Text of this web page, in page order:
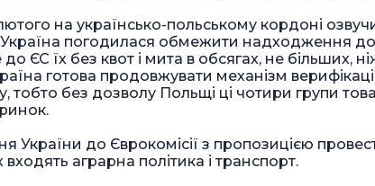
на українсько-польському кордоні
погодилася обмежити надходження до
ЄС їх без квот і мита в обсягах, не більших,
готова продовжувати механізм
тобто без дозволу Польщі ці чотири групи
України до Єврокомісії з пропозицією
входять аграрна політика і транспорт.